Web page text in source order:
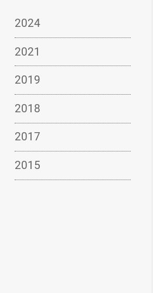
2024
2021
2019
2018
2017
2015